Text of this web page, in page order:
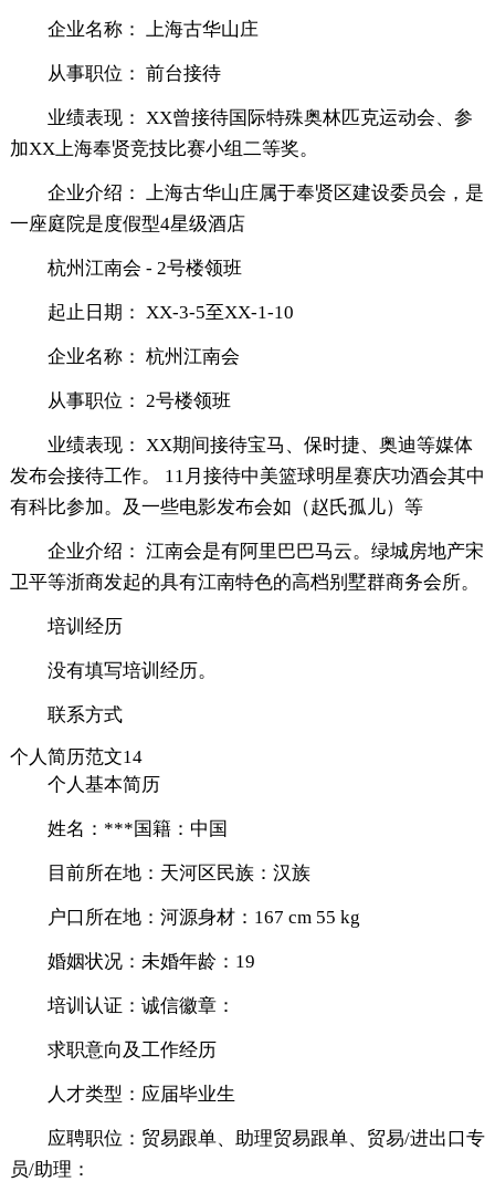
企业名称： 上海古华山庄
从事职位： 前台接待
业绩表现： XX曾接待国际特殊奥林匹克运动会、参
加XX上海奉贤竞技比赛小组二等奖。
企业介绍： 上海古华山庄属于奉贤区建设委员会，是
一座庭院是度假型4星级酒店
杭州江南会 - 2号楼领班
起止日期： XX-3-5至XX-1-10
企业名称： 杭州江南会
从事职位： 2号楼领班
业绩表现： XX期间接待宝马、保时捷、奥迪等媒体
发布会接待工作。 11月接待中美篮球明星赛庆功酒会其中
有科比参加。及一些电影发布会如（赵氏孤儿）等
企业介绍： 江南会是有阿里巴巴马云。绿城房地产宋
卫平等浙商发起的具有江南特色的高档别墅群商务会所。
培训经历
没有填写培训经历。
联系方式
个人简历范文14
个人基本简历
姓名：***国籍：中国
目前所在地：天河区民族：汉族
户口所在地：河源身材：167 cm 55 kg
婚姻状况：未婚年龄：19
培训认证：诚信徽章：
求职意向及工作经历
人才类型：应届毕业生
应聘职位：贸易跟单、助理贸易跟单、贸易/进出口专
员/助理：